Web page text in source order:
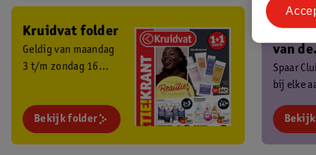
Kruidvat folder
Geldig van maandag
3 t/m zondag 16
Bekijk folder
Ben
van de
Club?
Spaar
bij elke